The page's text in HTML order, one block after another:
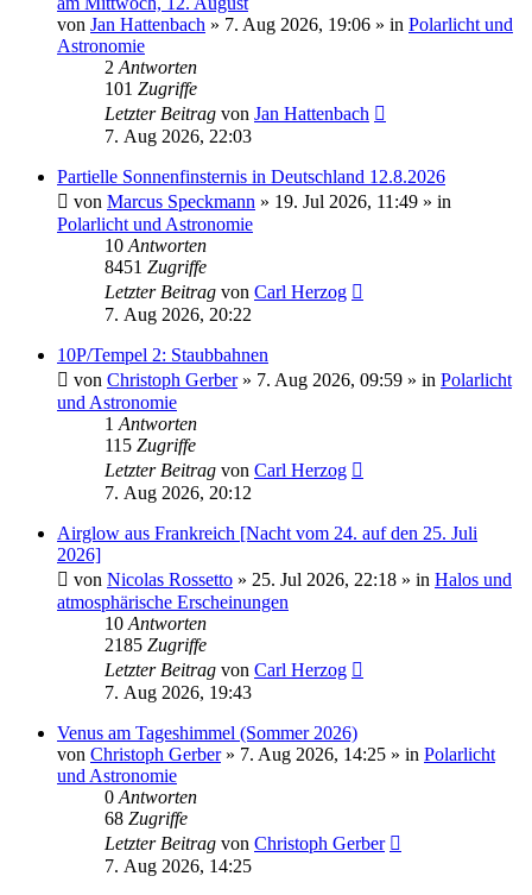
von Jan Hattenbach » 7. Aug 2026, 19:06 » in Polarlicht und
Astronomie
2 Antworten
101 Zugriffe
Letzter Beitrag von Jan Hattenbach
7. Aug 2026, 22:03
Partielle Sonnenfinsternis in Deutschland 12.8.2026
von Marcus Speckmann » 19. Jul 2026, 11:49 » in
Polarlicht und Astronomie
10 Antworten
8451 Zugriffe
Letzter Beitrag von Carl Herzog
7. Aug 2026, 20:22
10P/Tempel 2: Staubbahnen
von Christoph Gerber» 7. Aug 2026, 09:59 » in Polarlicht
und Astronomie
1 Antworten
115 Zugriffe
Letzter Beitrag von Carl Herzog
7. Aug 2026, 20:12
Airglow aus Frankreich [Nacht vom 24. auf den 25. Juli
2026]
von Nicolas Rossetto » 25. Jul 2026, 22:18 » in Halos und
atmosphärische Erscheinungen
10 Antworten
2185 Zugriffe
Letzter Beitrag von Carl Herzog
7. Aug 2026, 19:43
Venus am Tageshimmel (Sommer 2026)
von Christoph Gerber» 7. Aug 2026, 14:25 » in Polarlicht
und Astronomie
0 Antworten
68 Zugriffe
Letzter Beitrag von Christoph Gerber
7. Aug 2026, 14:25